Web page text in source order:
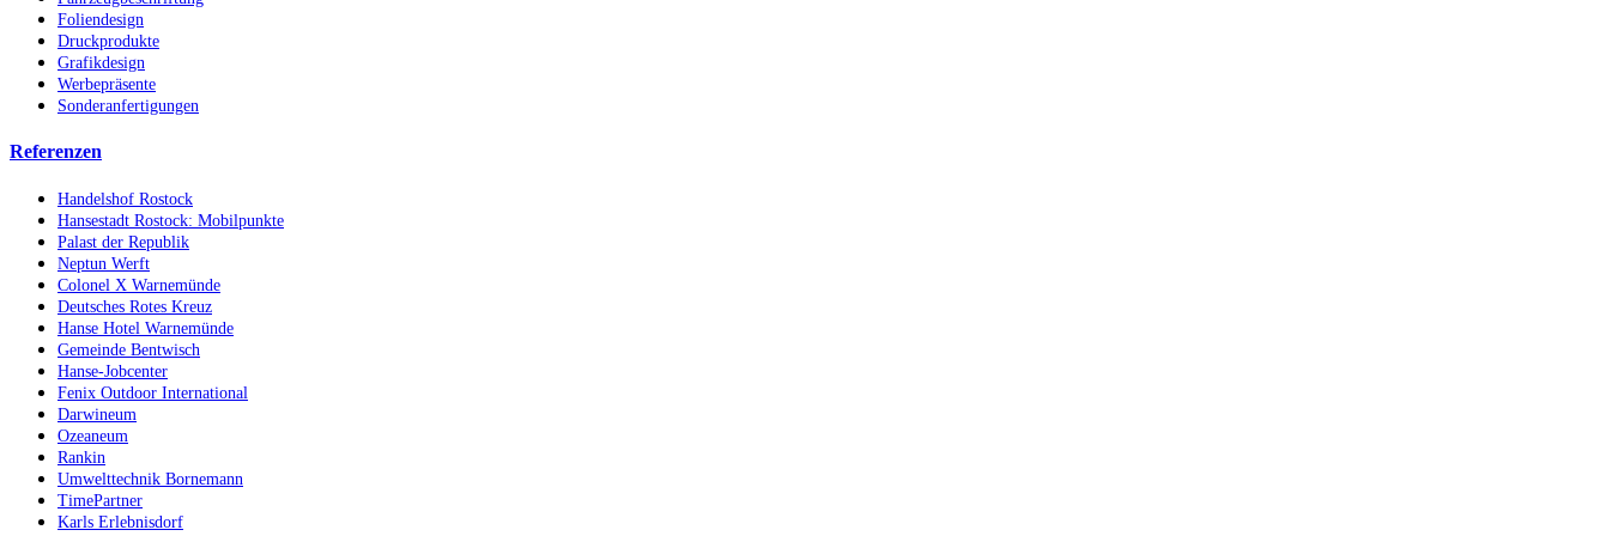
Foliendesign
Druckprodukte
Grafikdesign
Werbepräsente
Sonderanfertigungen
Referenzen
Handelshof Rostock
Hansestadt Rostock: Mobilpunkte
Palast der Republik
Neptun Werft
Colonel X Warnemünde
Deutsches Rotes Kreuz
Hanse Hotel Warnemünde
Gemeinde Bentwisch
Hanse-Jobcenter
Fenix Outdoor International
Darwineum
Ozeaneum
Rankin
Umwelttechnik Bornemann
TimePartner
Karls Erlebnisdorf